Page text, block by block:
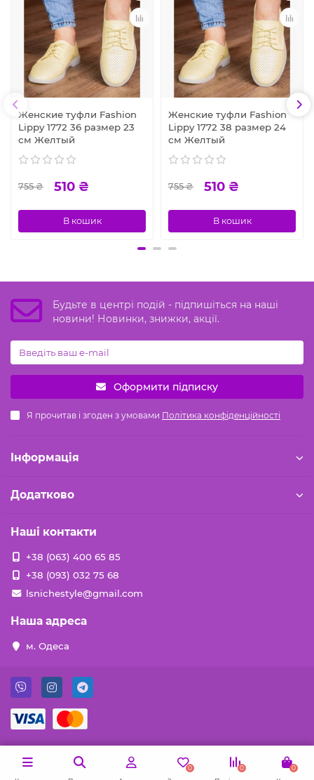
Женские туфли Fashion
Lippy 1772 36 размер 23
см Желтый
755 ₴ 510 ₴
В кошик
Женские туфли Fashion
Lippy 1772 38 размер 24
см Желтый
755 ₴ 510 ₴
В кошик
Будьте в центрі подій - підпишіться на наші
новини! Новинки, знижки, акції.
Оформити підписку
Я прочитав і згоден з умовами Політика конфіденційності
Iнформація
Додатково
Наші контакти
+38 (063) 400 65 85
+38 (093) 032 75 68
lsnichestyle@gmail.com
Наша адреса
м. Одеса
0
0
0